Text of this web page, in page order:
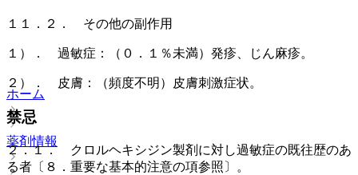
１１．２． その他の副作用
１）． 過敏症：（０．１％未満）発疹、じん麻疹。
２）． 皮膚：（頻度不明）皮膚刺激症状。
禁忌
２．１． クロルヘキシジン製剤に対し過敏症の既往歴のあ
る者〔８．重要な基本的注意の項参照〕。
ホーム
薬剤情報